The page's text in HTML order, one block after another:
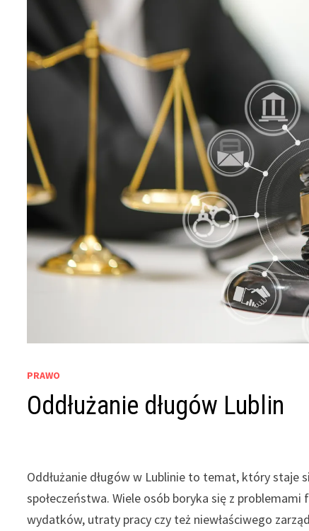
PRAWO
Oddłużanie długów Lublin
Oddłużanie długów w Lublinie to temat, który staje
społeczeństwa. Wiele osób boryka się z
wydatków, utraty pracy czy też niewłaściwego